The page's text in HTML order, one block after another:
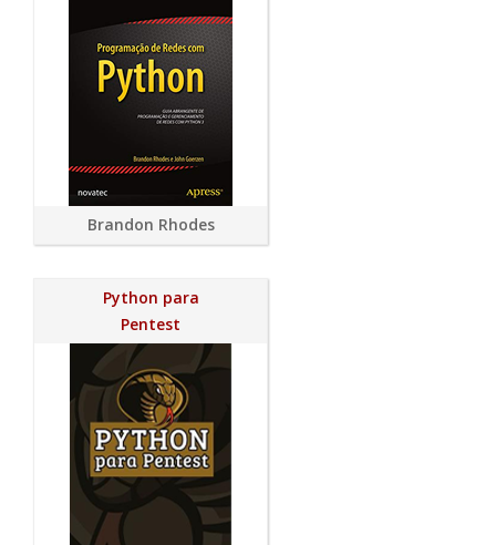
Brandon Rhodes
Python para
Pentest